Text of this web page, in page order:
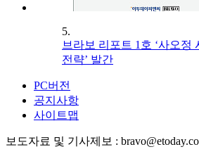
5.
브라보 리포트 1호 ‘사오정
전략’ 발간
PC버전
공지사항
사이트맵
보도자료 및 기사제보 :